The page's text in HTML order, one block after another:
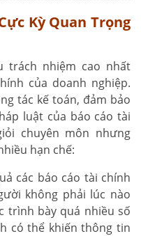
Kỳ Quan Trọng
trách nhiệm cao nhất
của doanh nghiệp.
tác kế toán, đảm bảo
luật của báo cáo tài
chuyên môn nhưng
hạn chế:
các báo cáo tài chính
không phải lúc nào
trình bày quá nhiều số
có thể khiến thông tin